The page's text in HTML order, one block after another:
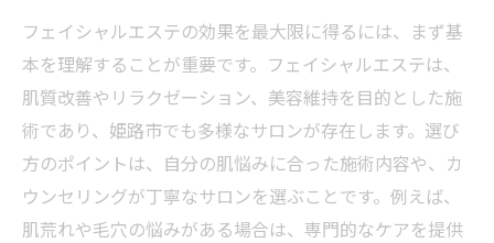
フェイシャルエステ体験で感じる美肌への
変化とは
効果的なフェイシャルエステの通い方と体
験談紹介
姫路市で人気のフェイシャルエステ体験の
魅力
フェイシャルエステの効果を最大限に得るには、まず基
本を理解することが重要です。フェイシャルエステは、
肌質改善やリラクゼーション、美容維持を目的とした施
術であり、姫路市でも多様なサロンが存在します。選び
方のポイントは、自分の肌悩みに合った施術内容や、カ
ウンセリングが丁寧なサロンを選ぶことです。例えば、
肌荒れや毛穴の悩みがある場合は、専門的なケアを提供